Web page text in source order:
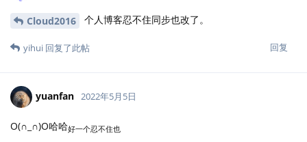
Cloud2016 个人博客忍不住同步也改了。
回复
yihui 回复了此帖
yuanfan 2022年5月5日
O(∩_∩)O哈哈好一个忍不住也